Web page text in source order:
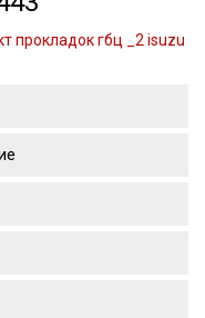
прокладок гбц _2 isuzu